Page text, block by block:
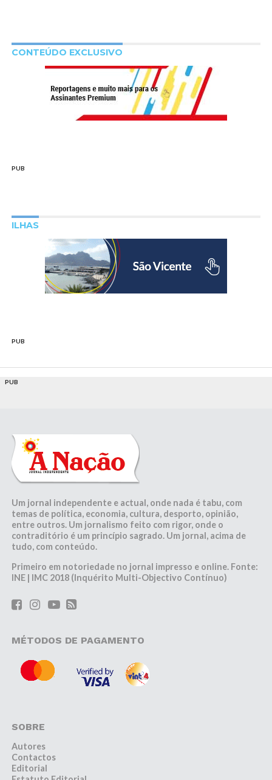
CONTEÚDO EXCLUSIVO
PUB
ILHAS
PUB
PUB
Um jornal independente e actual, onde nada é tabu, com
temas de política, economia, cultura, desporto, opinião,
entre outros. Um jornalismo feito com rigor, onde o
contraditório é um princípio sagrado. Um jornal, acima de
tudo, com conteúdo.
Primeiro em notoriedade no jornal impresso e online. Fonte:
INE | IMC 2018 (Inquérito Multi-Objectivo Contínuo)
MÉTODOS DE PAGAMENTO
SOBRE
Autores
Contactos
Editorial